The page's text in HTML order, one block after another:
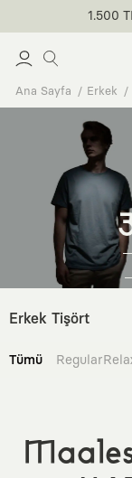
1.500
Ana Sayfa Erkek
Erkek Tişört
Tümü Regular